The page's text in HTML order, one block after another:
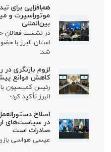
هم‌افزایی برای
موتوراسپرت و
بین‌المللی
در نشست فعالان
استان البرز با
شد:
لزوم بازنگری در
کاهش موانع
رئیس کمیسیون
البرز تأکید کرد؛
اصلاح
در سیاست‌های
صادرات است
عیسی هواسی